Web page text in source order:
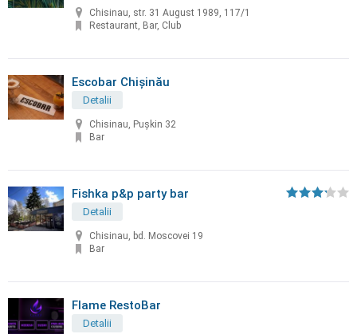
Chisinau, str. 31 August 1989, 117/1
Restaurant, Bar, Club
Escobar Chișinău
Detalii
Chisinau, Pușkin 32
Bar
Fishka p&p party bar
Detalii
Chisinau, bd. Moscovei 19
Bar
Flame RestoBar
Detalii